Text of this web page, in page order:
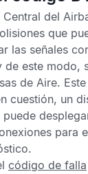
Central del
que
las señales
de este modo,
de Aire.
cuestión, un
para
código de falla